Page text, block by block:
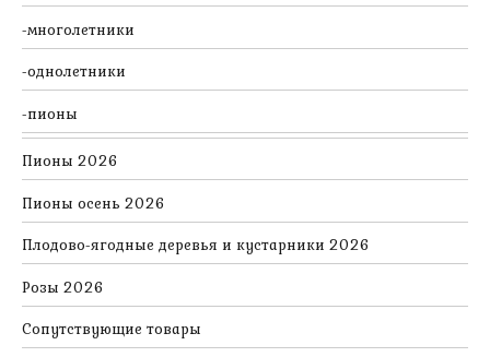
многолетники
однолетники
пионы
Пионы 2026
Пионы осень 2026
Плодово-ягодные деревья и кустарники 2026
Розы 2026
Сопутствующие товары